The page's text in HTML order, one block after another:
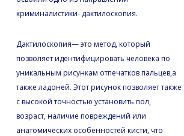
криминалистики- дактилоскопия.
Дактилоскопия— это метод, который
позволяет идентифицировать человека по
уникальным рисункам отпечатков пальцев,а
также ладоней. Этот рисунок позволяет также
с высокой точностью установить пол,
возраст, наличие повреждений или
анатомических особенностей кисти, что